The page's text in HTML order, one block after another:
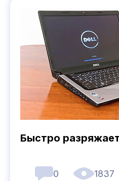
Быстро
0 1837